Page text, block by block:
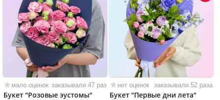
мало оценок заказывали 47 раз
Букет "Розовые эустомы"
нет оценок заказывали 52 раза
Букет "Первые дни лета"